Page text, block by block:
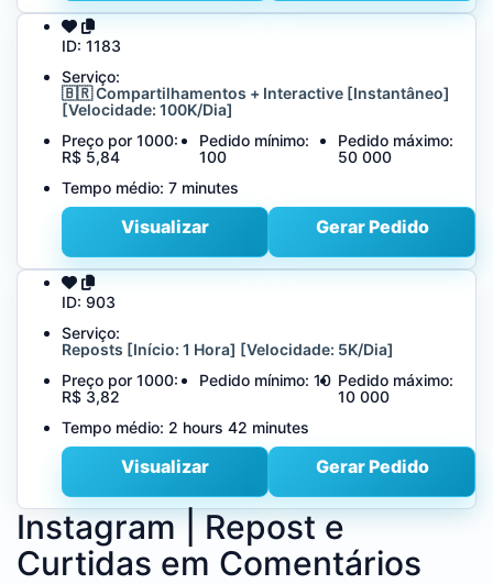
ID: 1183
Serviço:
🇧🇷 Compartilhamentos + Interactive [Instantâneo]
[Velocidade: 100K/Dia]
Preço por 1000:
R$ 5,84
Pedido mínimo:
100
Pedido máximo:
50 000
Tempo médio: 7 minutes
Visualizar Gerar Pedido
ID: 903
Serviço:
Reposts [Início: 1 Hora] [Velocidade: 5K/Dia]
Preço por 1000:
R$ 3,82
Pedido mínimo: 10 Pedido máximo:
10 000
Tempo médio: 2 hours 42 minutes
Visualizar Gerar Pedido
Instagram | Repost e
Curtidas em Comentários